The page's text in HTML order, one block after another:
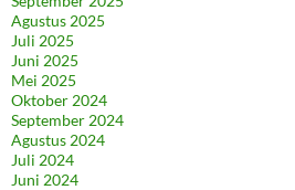
Agustus 2025
Juli 2025
Juni 2025
Mei 2025
Oktober 2024
September 2024
Agustus 2024
Juli 2024
Juni 2024